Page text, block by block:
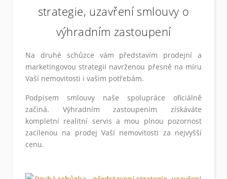
strategie, uzavření smlouvy o
výhradním zastoupení
Na druhé schůzce vám představím prodejní a
marketingovou strategii navrženou přesně na míru
Vaší nemovitosti i vašim potřebám.
Podpisem smlouvy naše spolupráce oficiálně
začíná. Výhradním zastoupením získáváte
kompletní realitní servis a mou plnou pozornost
zacílenou na prodej Vaší nemovitosti za nejvyšší
cenu.